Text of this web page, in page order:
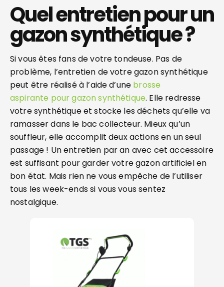
Quel entretien pour un
gazon synthétique ?
Si vous êtes fans de votre tondeuse. Pas de
problème, l’entretien de votre gazon synthétique
peut être réalisé à l’aide d’une brosse
aspirante pour gazon synthétique. Elle redresse
votre synthétique et stocke les déchets qu’elle va
ramasser dans le bac collecteur. Mieux qu’un
souffleur, elle accomplit deux actions en un seul
passage ! Un entretien par an avec cet accessoire
est suffisant pour garder votre gazon artificiel en
bon état. Mais rien ne vous empêche de l’utiliser
tous les week-ends si vous vous sentez
nostalgique.